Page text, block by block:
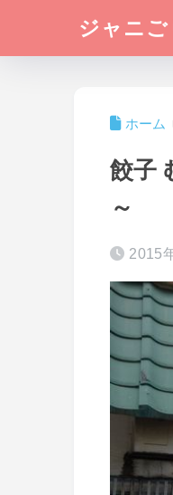
ジャニ
ホーム
餃子
～
2015